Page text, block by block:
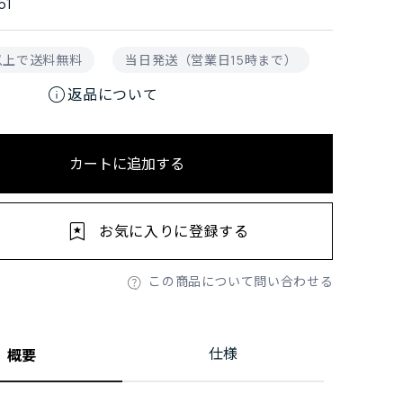
で送料無料 当日発送（営業日15時まで）
info返品について
カートに追加する
この商品について問い合わせる
お気に入りに登録する
概要 仕様